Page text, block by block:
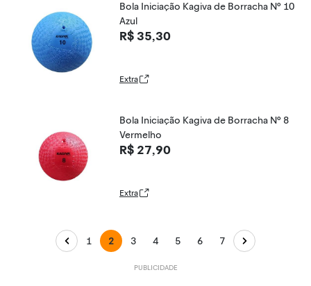
Bola Iniciação Kagiva de Borracha Nº 10
Azul
R$ 35,30
Extra
Bola Iniciação Kagiva de Borracha Nº 8
Vermelho
R$ 27,90
Extra
1 2 3 4 5 6 7